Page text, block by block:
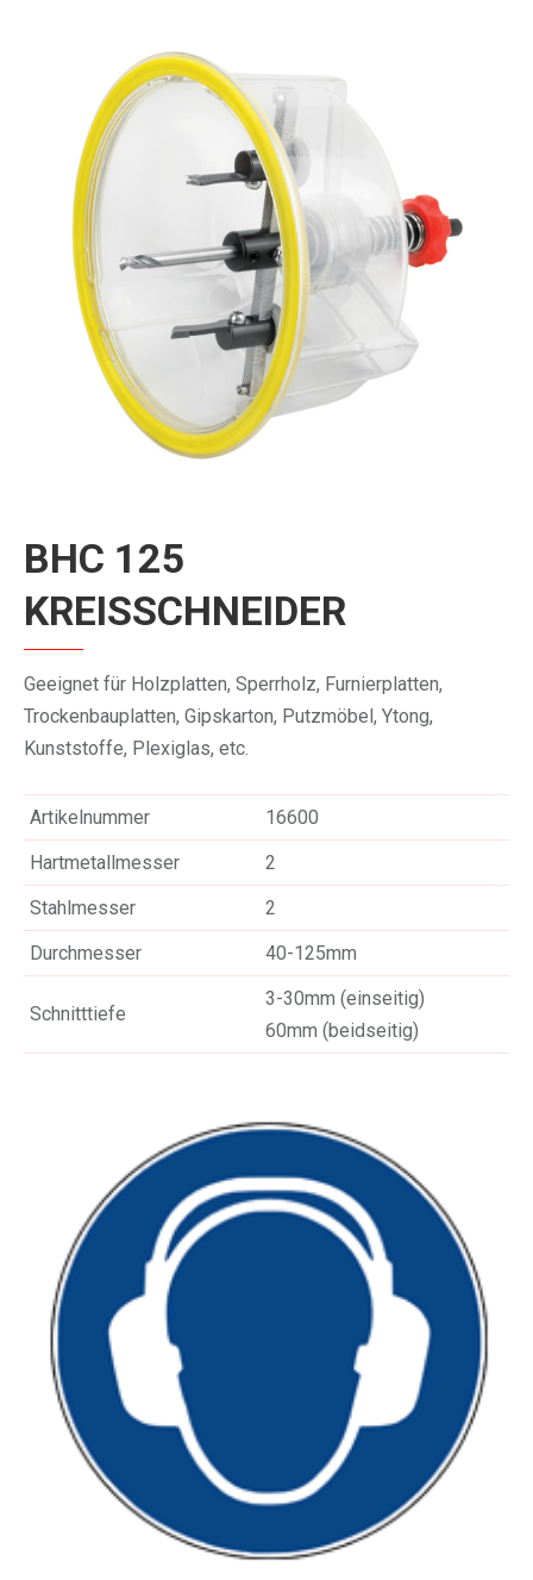
BHC 125
KREISSCHNEIDER
Geeignet für Holzplatten, Sperrholz, Furnierplatten,
Trockenbauplatten, Gipskarton, Putzmöbel, Ytong,
Kunststoffe, Plexiglas, etc.
Artikelnummer
16600
Hartmetallmesser
2
Stahlmesser
2
Durchmesser
40-125mm
Schnitttiefe
3-30mm (einseitig)
60mm (beidseitig)